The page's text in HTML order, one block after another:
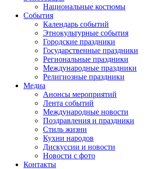
Национальные костюмы
События
Календарь событий
Этнокультурные события
Городские праздники
Государственные праздники
Региональные праздники
Международные праздники
Религиозные праздники
Медиа
Анонсы мероприятий
Лента событий
Международные новости
Поздравления и праздники
Cтиль жизни
Кухни народов
Дискуссии и новости
Новости с фото
Контакты